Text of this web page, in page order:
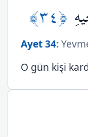
﴿٣٤﴾
Ayet 34:
O gün kişi